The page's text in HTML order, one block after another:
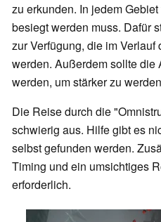
zu erkunden. In jedem
besiegt werden muss. Dafür
zur Verfügung, die im
werden. Außerdem sollte die
werden, um stärker zu
Die Reise durch die
schwierig aus. Hilfe gibt es
selbst gefunden werden.
Timing und ein umsichtiges
erforderlich.